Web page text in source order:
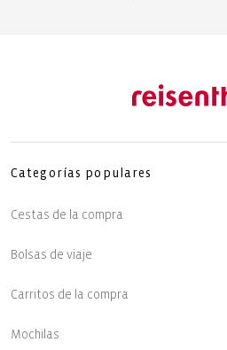
Categorías populares
Cestas de la compra
Bolsas de viaje
Carritos de la compra
Mochilas